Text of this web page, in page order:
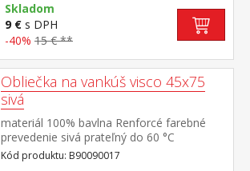
Skladom
9 € s DPH
-40% 15 € **
Obliečka na vankúš visco 45x75
sivá
materiál 100% bavlna Renforcé farebné
prevedenie sivá prateľný do 60 °C
Kód produktu: B90090017